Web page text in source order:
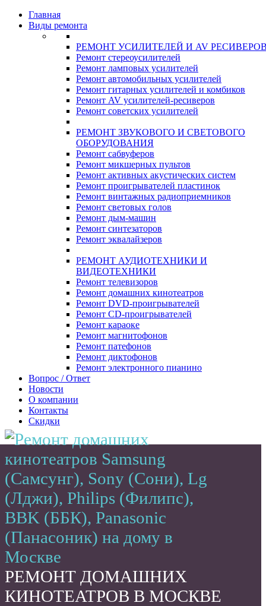
Главная
Виды ремонта
РЕМОНТ УСИЛИТЕЛЕЙ И AV
Ремонт стереоусилителей
Ремонт ламповых усилителей
Ремонт автомобильных усилителей
Ремонт гитарных усилителей и комбиков
Ремонт AV усилителей-ресиверов
Ремонт советских усилителей
РЕМОНТ ЗВУКОВОГО И СВЕТОВОГО
ОБОРУДОВАНИЯ
Ремонт сабвуферов
Ремонт микшерных пультов
Ремонт активных акустических систем
Ремонт проигрывателей пластинок
Ремонт винтажных радиоприемников
Ремонт световых голов
Ремонт дым-машин
Ремонт синтезаторов
Ремонт эквалайзеров
РЕМОНТ АУДИОТЕХНИКИ И
ВИДЕОТЕХНИКИ
Ремонт телевизоров
Ремонт домашних кинотеатров
Ремонт DVD-проигрывателей
Ремонт CD-проигрывателей
Ремонт караоке
Ремонт магнитофонов
Ремонт патефонов
Ремонт диктофонов
Ремонт электронного пианино
Вопрос / Ответ
Новости
О компании
Контакты
Скидки
РЕМОНТ ДОМАШНИХ
КИНОТЕАТРОВ В МОСКВЕ